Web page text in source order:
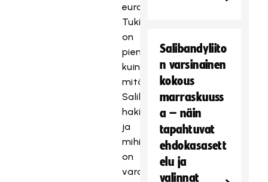
euroa.
Tukisumma
on
pienempi
kuin
mitä
Salibandyliitto
haki,
ja
mihin
on
varauduttu
Salibandyliito
n varsinainen
kokous
marraskuuss
a – näin
tapahtuvat
ehdokasasett
elu ja
valinnat